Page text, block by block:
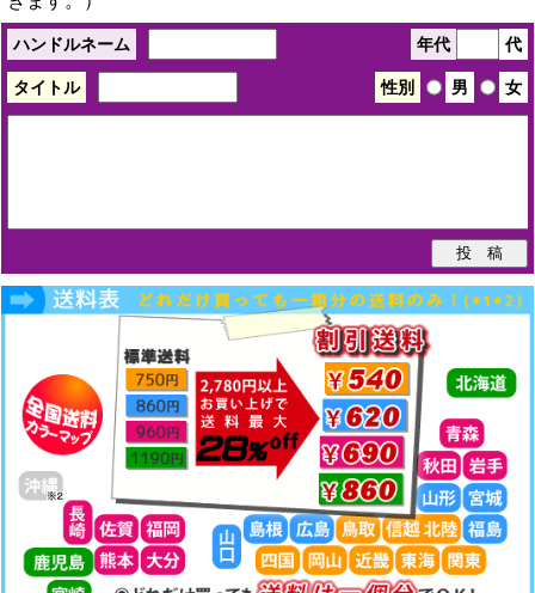
ハンドルネーム 代
年代
タイトル 女
男
性別